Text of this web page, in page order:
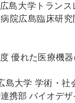
島大学トラン
院広島臨床研
優れた医療機
島大学 学術・社
携部 バイオデザ